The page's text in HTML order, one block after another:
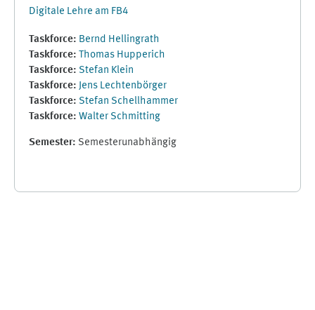
Digitale Lehre am FB4
Taskforce: Bernd Hellingrath
Taskforce: Thomas Hupperich
Taskforce: Stefan Klein
Taskforce: Jens Lechtenbörger
Taskforce: Stefan Schellhammer
Taskforce: Walter Schmitting
Semester: Semesterunabhängig